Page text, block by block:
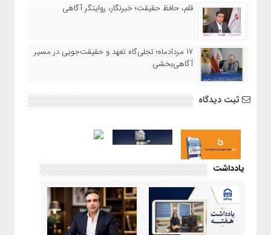
قلم، حافظ حقیقت؛ خبرنگار، روایتگر آگاهی
۱۷ مردادماه‌؛ تجلی‌گاه تعهد و حقیقت‌جویی در مسیر
آگاهی‌بخشی
ثبت دیدگاه
یادداشت